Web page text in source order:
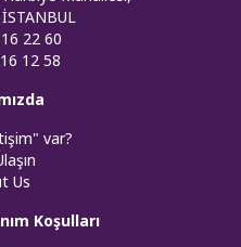
22 60
12 58
var?
Us
Koşulları